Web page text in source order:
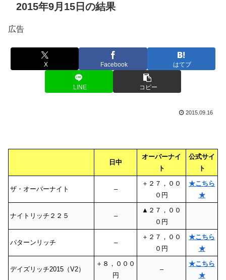
2015年9月15日の結果
広告
X Facebook はてブ
LINE コピー
2015.09.16
日中
オーバーナイ
ト
公式サイ
ト
ザ・オーバーナイト –
＋２７，００
０円
★こちら
★
ナイトリッチ２２５ –
▲２７，００
０円
パターンリッチ –
＋２７，００
０円
★こちら
★
デイズリッチ2015（V2）
＋８，０００
円
–
★こちら
★